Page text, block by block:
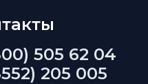
505 62 04
205 005